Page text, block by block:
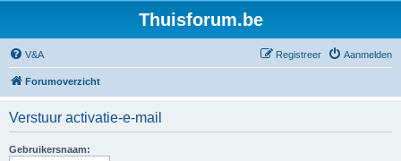
Thuisforum.be
V&A Aanmelden
Registreer
Forumoverzicht
Verstuur activatie-e-mail
Gebruikersnaam: